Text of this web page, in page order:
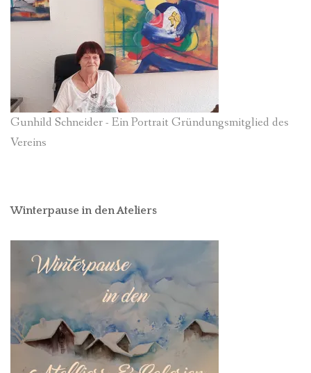
Gunhild Schneider - Ein Portrait Gründungsmitglied des
Vereins
Winterpause in den Ateliers